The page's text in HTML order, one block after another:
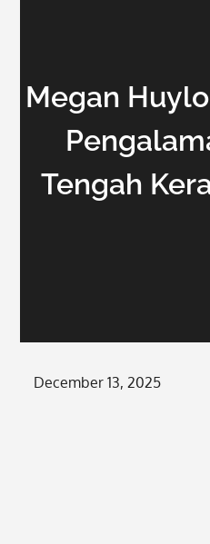
Megan
Tengah
Posted
December 13, 2025